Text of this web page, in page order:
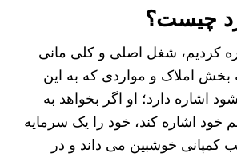
چیست؟
کردیم، شغل اصلی و کلی مانی
املاک و مواردی که به این
اشاره دارد؛ او اگر بخواهد به
خود اشاره کند، خود را یک سرمایه
کمپانی خوشبین می داند و در